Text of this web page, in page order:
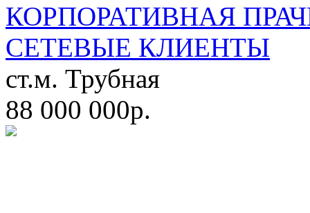
КОРПОРАТИВНАЯ
СЕТЕВЫЕ КЛИЕНТЫ
ст.м. Трубная
88 000 000р.